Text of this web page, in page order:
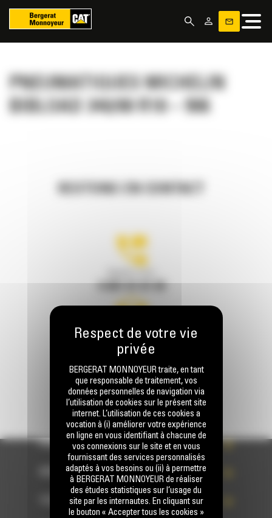
PNEUMATIQUES MICHELIN
BIBLOAD 340/80 R18 – 906
RESTONS EN CONTACT
0 801 01 01 04
Écrivez-nous
ENVOYER LA DEMANDE
PRODUITS
SERVICES
TECHNOLOGIES
Panneau de gestion des cookies
BERGERAT MONNOYEUR traite, en tant
que responsable de traitement, vos
données personnelles de navigation via
l’utilisation de cookies sur le présent site
internet. L’utilisation de ces cookies a
vocation à (i) améliorer votre expérience
en ligne en vous identifiant à chacune de
vos connexions sur le site et en vous
fournissant des services personnalisés
adaptés à vos besoins ou (ii) à permettre
à BERGERAT MONNOYEUR de réaliser
des études statistiques sur l’usage du
site par les internautes. En cliquant sur
le bouton « Accepter tous les cookies »